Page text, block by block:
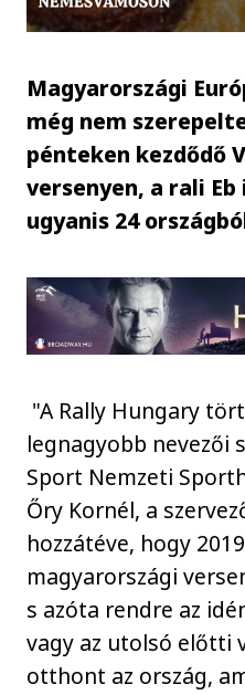
Magyarországi
még nem
pénteken kezdődő
versenyen, a rali
ugyanis 24
"A Rally Hungary
legnagyobb nevezői
Sport Nemzeti
Őry Kornél, a
hozzátéve, hogy
magyarországi
s azóta rendre az
vagy az utolsó előtti
otthont az ország,